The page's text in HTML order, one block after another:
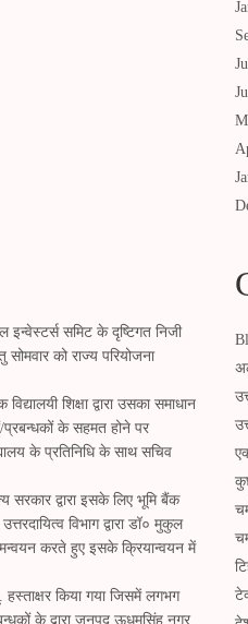
इन्वेस्टर्स समिट के दृष्टिगत निजी
को राज्य परियोजना
शिक्षा द्वारा उसका समाधान
प्रबन्धकों के सहमत होने पर
के प्रतिनिधि के साथ सचिव
सरकार द्वारा इसके लिए भूमि बैंक
विभाग द्वारा डॉ० मुकुल
करते हुए इसके क्रियान्वयन में
किया गया जिसमें लगभग
के द्वारा जनपद ऊधमसिंह नगर,